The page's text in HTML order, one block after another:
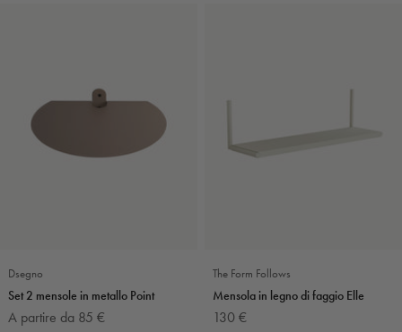
Dsegno
Set 2 mensole in metallo Point
Prezzo scontato
A partire da 85 €
The Form Follows
Mensola in legno di faggio Elle
Prezzo scontato
130 €